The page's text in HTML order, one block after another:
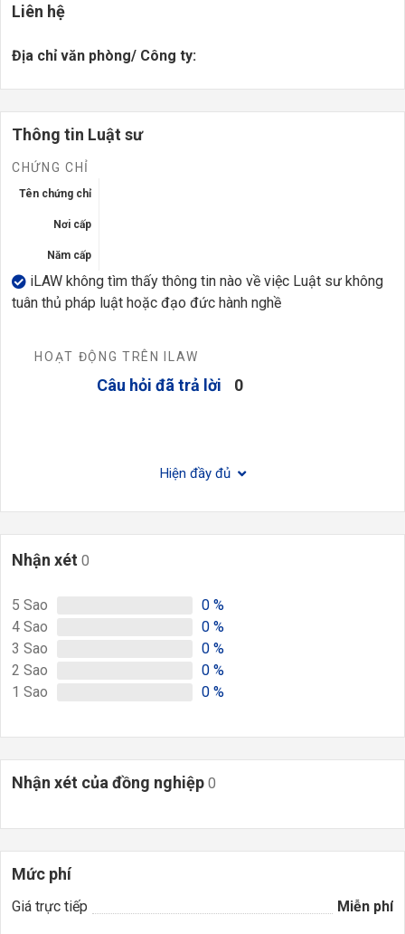
Liên hệ
Địa chỉ văn phòng/ Công ty:
Thông tin Luật sư
CHỨNG CHỈ
Tên chứng chỉ
Nơi cấp
Năm cấp
iLAW không tìm thấy thông tin nào về việc Luật sư không
tuân thủ pháp luật hoặc đạo đức hành nghề
HOẠT ĐỘNG TRÊN ILAW
Câu hỏi đã trả lời 0
Hiện đầy đủ
Nhận xét 0
5 Sao 0 %
4 Sao 0 %
3 Sao 0 %
2 Sao 0 %
1 Sao 0 %
Nhận xét của đồng nghiệp 0
Mức phí
Giá trực tiếp Miễn phí